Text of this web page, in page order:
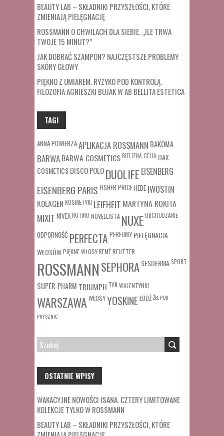
BEAUTY LAB – SKŁADNIKI PRZYSZŁOŚCI, KTÓRE
ZMIENIAJĄ PIELĘGNACJĘ
ROSSMANN O CHWILACH DLA SIEBIE. „ILE TRWA
TWOJE 15 MINUT?”
JAK DOBRAĆ SZAMPON? NAJCZĘSTSZE PROBLEMY
SKÓRY GŁOWY
PIĘKNO Z UMIAREM. RYZYKO POD KONTROLĄ.
FILOZOFIA AGNIESZKI BUJAK W AB BELLITA ESTETICA
TAGI
ANNA POWIERZAAPLIKACJA ROSSMANN BAKOMA
BARWABARWA COSMETICSBIELIZNACELIA DAX
COSMETICSDISCO POLODUOLIFE EISENBERG
EISENBERG PARIS FISHER PRICEHEBE IWOSTIN
KOLAGEN KOSMETYKI LEIFHEIT MARTYNA ROKITA
MIXIT NIVEANOTINO NOVELLISTA NUXEODCHUDZANIE
ODPORNOŚĆ PERFECTA PERFUMY PIELĘGNACJA
WŁOSÓWPIĘKNE WŁOSYREMÉREUTTER
ROSSMANNSEPHORASESDERMA SPORT
SUPER-PHARM TRIUMPH TVN WALENTYNKI
WARSZAWA WŁOSYYOSKINE ŁÓDŹŻEL POD
PRYSZNIC
SZUKAJ:
OSTATNIE WPISY
WAKACYJNE NOWOŚCI ISANA. CZTERY LIMITOWANE
KOLEKCJE TYLKO W ROSSMANN
BEAUTY LAB – SKŁADNIKI PRZYSZŁOŚCI, KTÓRE